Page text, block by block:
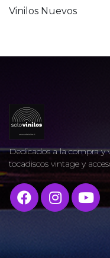
Vinilos Nuevos
Dedicados a la compra y
tocadiscos vintage y